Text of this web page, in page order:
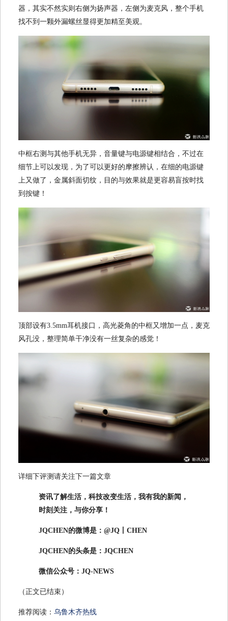
器，其实不然实则右侧为扬声器，左侧为麦克风，整个手机
找不到一颗外漏螺丝显得更加精至美观。
中框右测与其他手机无异，音量键与电源键相结合，不过在
细节上可以发现，为了可以更好的摩擦辨认，在细的电源键
上又做了，金属斜面切纹，目的与效果就是更容易盲按时找
到按键！
顶部设有3.5mm耳机接口，高光菱角的中框又增加一点，麦克
风孔没，整理简单干净没有一丝复杂的感觉！
详细下评测请关注下一篇文章
资讯了解生活，科技改变生活，我有我的新闻，
时刻关注，与你分享！
JQCHEN的微博是：@JQ丨CHEN
JQCHEN的头条是：JQCHEN
微信公众号：JQ-NEWS
（正文已结束）
推荐阅读： 乌鲁木齐热线